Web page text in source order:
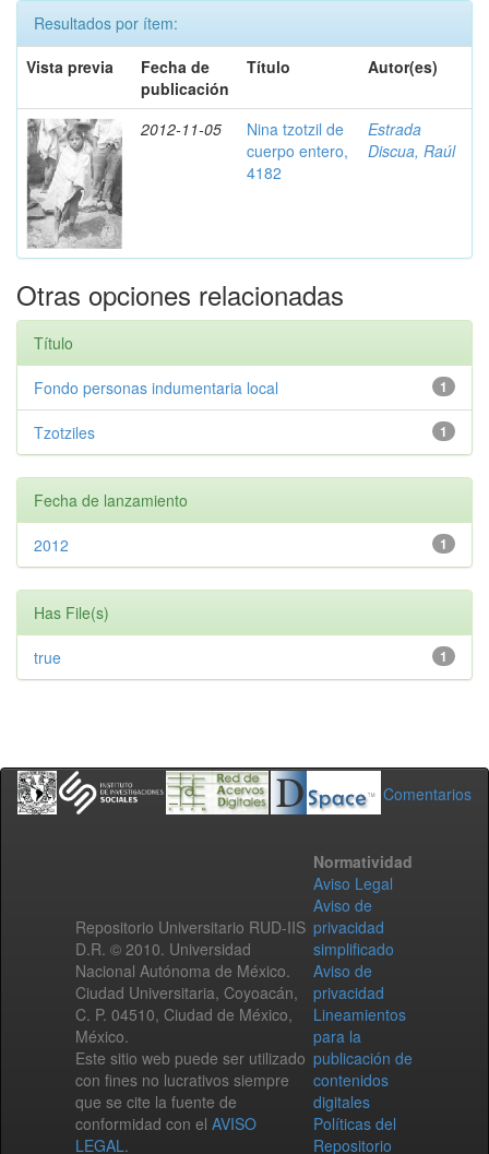
Resultados por ítem:
Vista previa
Fecha de
publicación
Título Autor(es)
2012-11-05
Nina tzotzil de
cuerpo entero,
4182
Estrada
Discua, Raúl
Otras opciones relacionadas
Título
1
Fondo personas indumentaria local
1
Tzotziles
Fecha de lanzamiento
1
2012
Has File(s)
1
true
Comentarios
Repositorio Universitario RUD-IIS
D.R. © 2010. Universidad
Nacional Autónoma de México.
Ciudad Universitaria, Coyoacán,
C. P. 04510, Ciudad de México,
México.
Este sitio web puede ser utilizado
con fines no lucrativos siempre
que se cite la fuente de
conformidad con el AVISO
LEGAL.
Normatividad
Aviso Legal
Aviso de
privacidad
simplificado
Aviso de
privacidad
Lineamientos
para la
publicación de
contenidos
digitales
Políticas del
Repositorio